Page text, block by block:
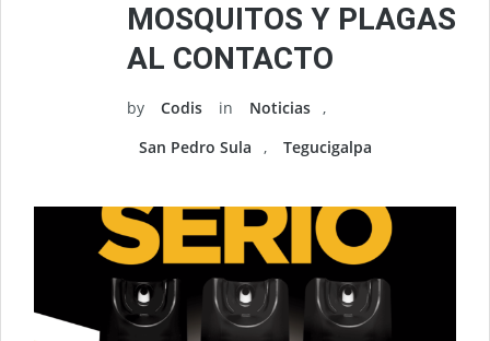
MOSQUITOS Y PLAGAS
AL CONTACTO
by Codis in Noticias ,
San Pedro Sula
, Tegucigalpa